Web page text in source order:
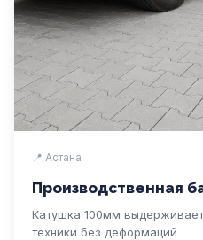
📍 Астана
Производственная
Катушка 100мм
техники без деформаций